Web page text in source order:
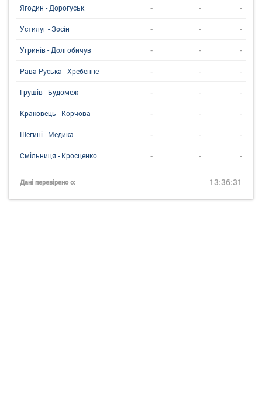
Ягодин - Дорогуськ - - -
Устилуг - Зосін - - -
Угринiв - Долгобичув - - -
Рава-Руська - Хребенне - - -
Грушів - Будомеж - - -
Краковець - Корчова - - -
Шегині - Медика - - -
Смільниця - Кросценко - - -
Дані перевірено о: 13:36:31